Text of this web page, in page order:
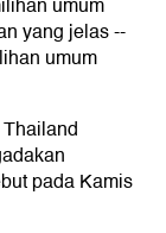
yang jelas --
umum
pada Kamis